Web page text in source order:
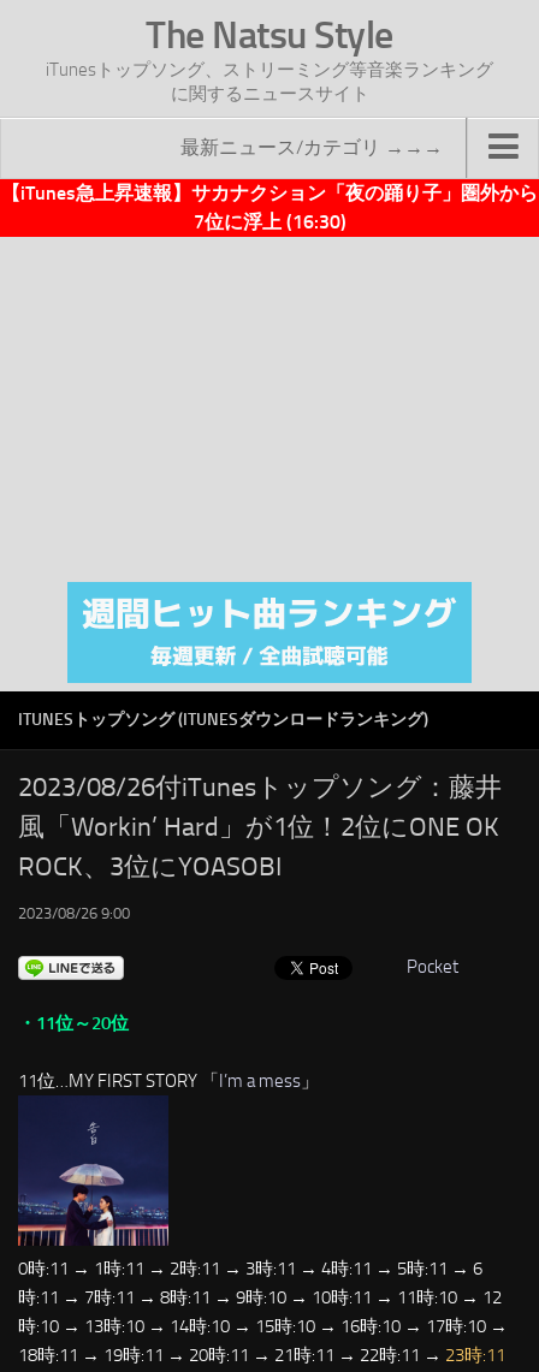
The Natsu Style
iTunesトップソング、ストリーミング等音楽ランキング
に関するニュースサイト
最新ニュース/カテゴリ →→→
TOP
注目カテゴリ
オリジナルiTunes週間トップソング
RSS
LINKS
【iTunes急上昇速報】サカナクション「夜の踊り子」圏外から
7位に浮上 (16:30)
ITUNESトップソング (ITUNESダウンロードランキング)
2023/08/26付iTunesトップソング：藤井
風「Workin’ Hard」が1位！2位にONE OK
ROCK、3位にYOASOBI
2023/08/26 9:00
Pocket
・11位～20位
11位…MY FIRST STORY 「I’m a mess 」
0時:11 → 1時:11 → 2時:11 → 3時:11 → 4時:11 → 5時:11 → 6
時:11 → 7時:11 → 8時:11 → 9時:10 → 10時:11 → 11時:10 → 12
時:10 → 13時:10 → 14時:10 → 15時:10 → 16時:10 → 17時:10 →
18時:11 → 19時:11 → 20時:11 → 21時:11 → 22時:11 → 23時:11